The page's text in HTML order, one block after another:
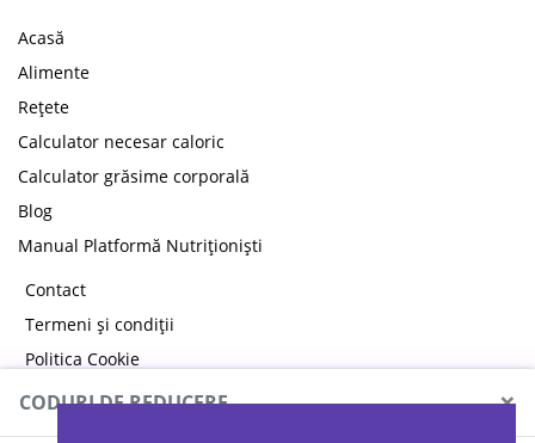
Acasă
Alimente
Rețete
Calculator necesar caloric
Calculator grăsime corporală
Blog
Manual Platformă Nutriționiști
Contact
Termeni și condiții
Politica Cookie
Politica de confidențialitate
CODURI DE REDUCERE ×